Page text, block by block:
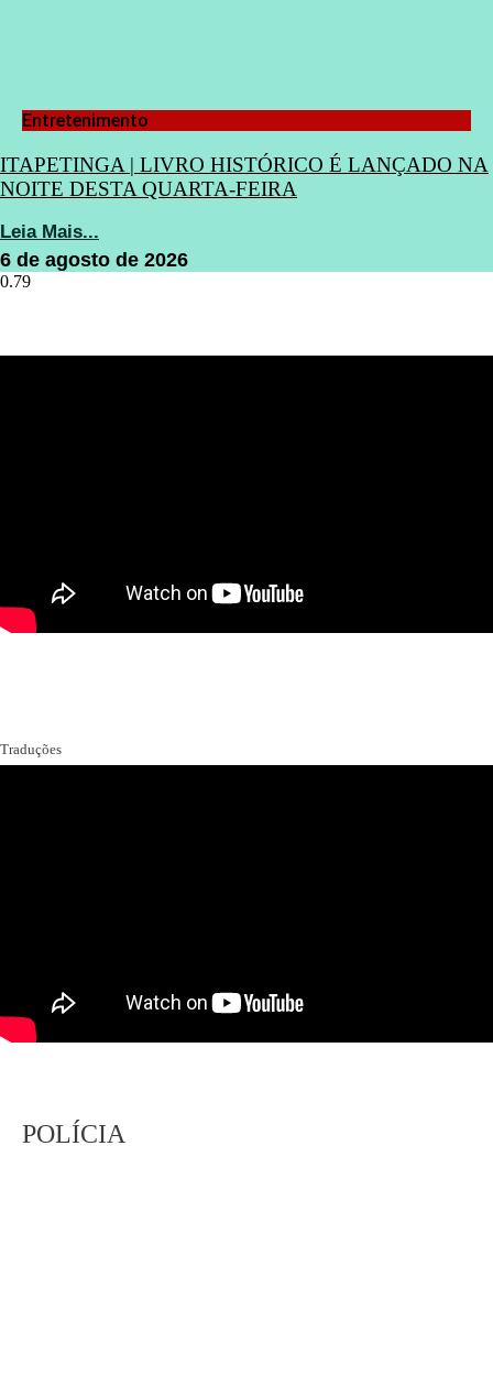
Entretenimento
ITAPETINGA | LIVRO HISTÓRICO É LANÇADO NA
NOITE DESTA QUARTA-FEIRA
Leia Mais...
6 de agosto de 2026
Traduções
POLÍCIA